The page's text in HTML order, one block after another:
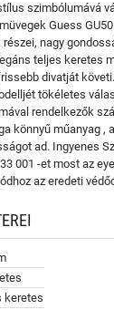
szimbólumává
Guess
nagy
teljes keretes
divatját
tökéletes
rendelkezők
könnyű műanyag ,
ad. Ingyenes
001 -et most az
az eredeti
keretes